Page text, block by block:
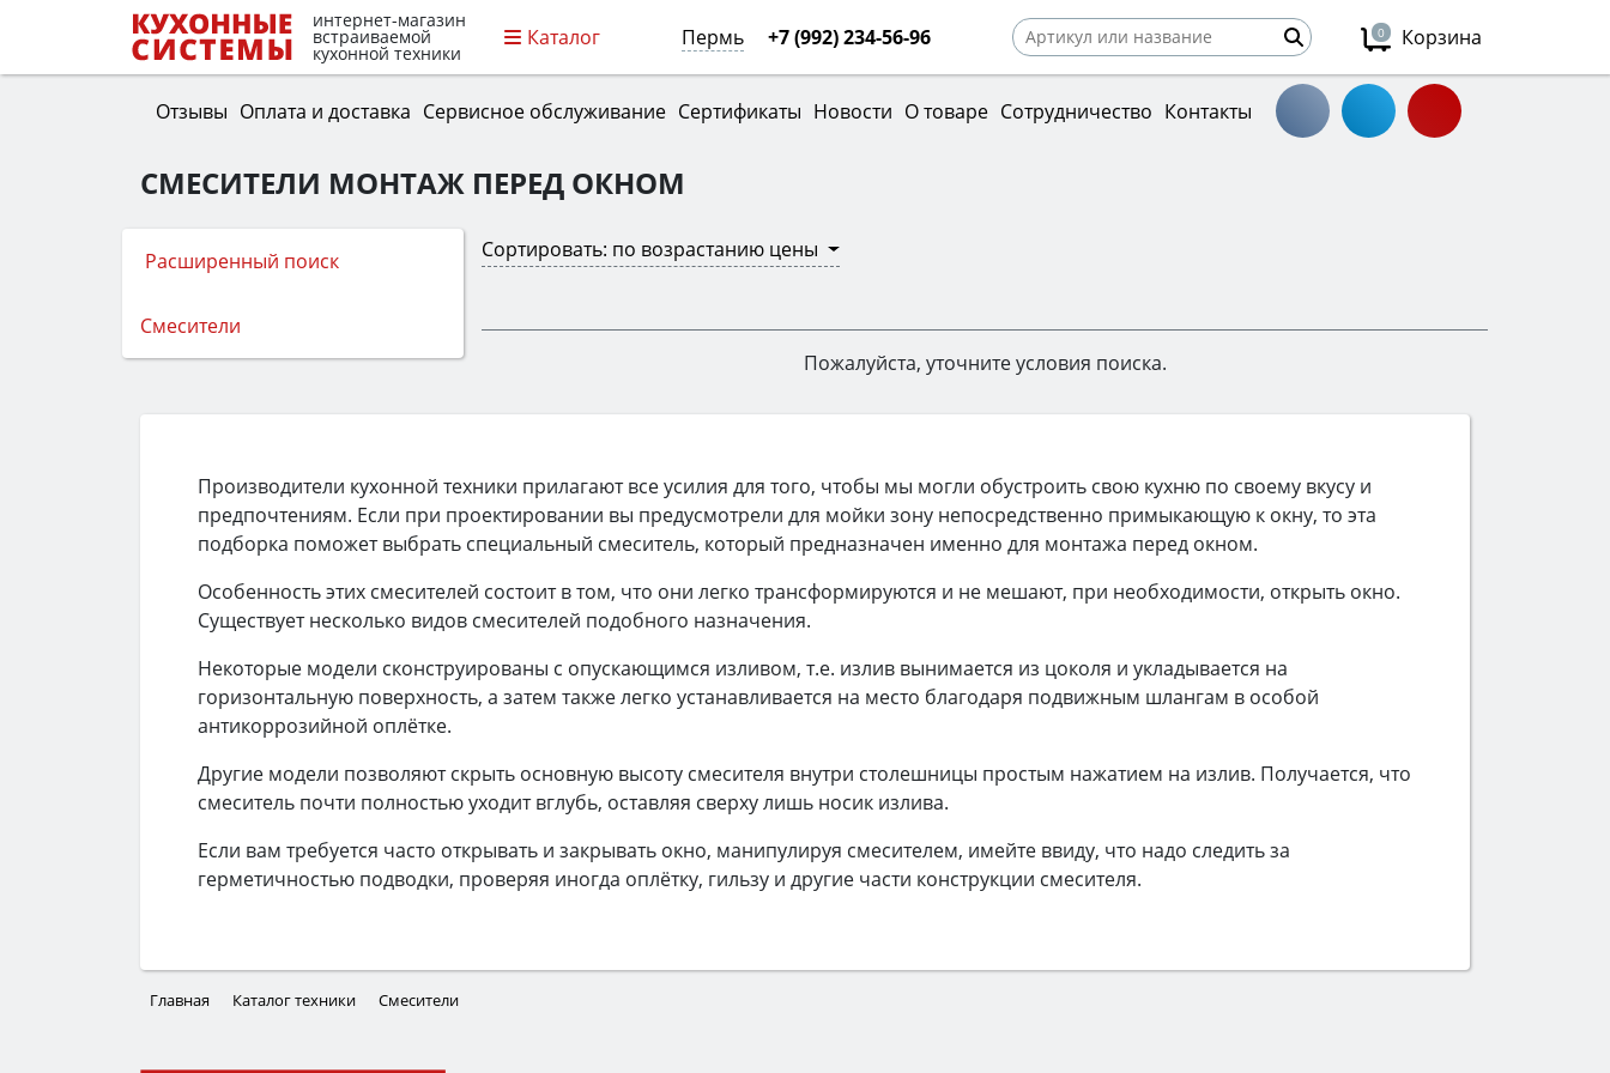
интернет-магазин
встраиваемой
кухонной техники
Каталог Пермь +7 (992) 234-56-96 0 Корзина
Отзывы Оплата и доставка Сервисное обслуживание Сертификаты Новости О товаре Сотрудничество Контакты
СМЕСИТЕЛИ МОНТАЖ ПЕРЕД ОКНОМ
Сортировать: по возрастанию цены
Пожалуйста, уточните условия поиска.
Расширенный поиск
Смесители
Производители кухонной техники прилагают все усилия для того, чтобы мы могли обустроить свою кухню по своему вкусу и
предпочтениям. Если при проектировании вы предусмотрели для мойки зону непосредственно примыкающую к окну, то эта
подборка поможет выбрать специальный смеситель, который предназначен именно для монтажа перед окном.
Особенность этих смесителей состоит в том, что они легко трансформируются и не мешают, при необходимости, открыть окно.
Существует несколько видов смесителей подобного назначения.
Некоторые модели сконструированы с опускающимся изливом, т.е. излив вынимается из цоколя и укладывается на
горизонтальную поверхность, а затем также легко устанавливается на место благодаря подвижным шлангам в особой
антикоррозийной оплётке.
Другие модели позволяют скрыть основную высоту смесителя внутри столешницы простым нажатием на излив. Получается, что
смеситель почти полностью уходит вглубь, оставляя сверху лишь носик излива.
Если вам требуется часто открывать и закрывать окно, манипулируя смесителем, имейте ввиду, что надо следить за
герметичностью подводки, проверяя иногда оплётку, гильзу и другие части конструкции смесителя.
Главная Каталог техники Смесители